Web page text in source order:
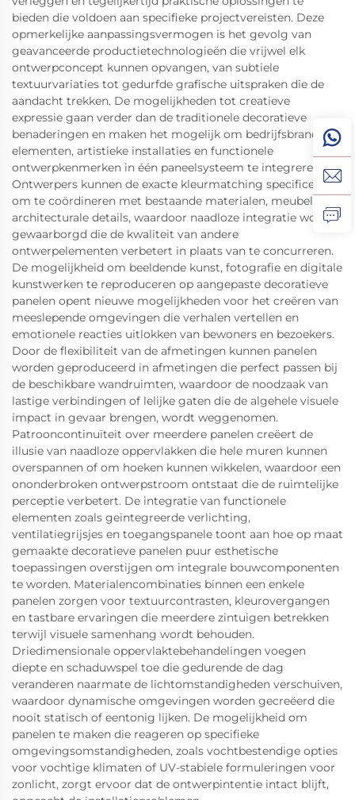
bieden die voldoen aan specifieke projectvereisten. Deze
opmerkelijke aanpassingsvermogen is het gevolg van
geavanceerde productietechnologieën die vrijwel elk
ontwerpconcept kunnen opvangen, van subtiele
textuurvariaties tot gedurfde grafische uitspraken die de
aandacht trekken. De mogelijkheden tot creatieve
expressie gaan verder dan de traditionele decoratieve
benaderingen en maken het mogelijk om bedrijfsbranding-
elementen, artistieke installaties en functionele
ontwerpkenmerken in één paneelsysteem te integreren.
Ontwerpers kunnen de exacte kleurmatching specificeren
om te coördineren met bestaande materialen, meubels en
architecturale details, waardoor naadloze integratie wordt
gewaarborgd die de kwaliteit van andere
ontwerpelementen verbetert in plaats van te concurreren.
De mogelijkheid om beeldende kunst, fotografie en digitale
kunstwerken te reproduceren op aangepaste decoratieve
panelen opent nieuwe mogelijkheden voor het creëren van
meeslepende omgevingen die verhalen vertellen en
emotionele reacties uitlokken van bewoners en bezoekers.
Door de flexibiliteit van de afmetingen kunnen panelen
worden geproduceerd in afmetingen die perfect passen bij
de beschikbare wandruimten, waardoor de noodzaak van
lastige verbindingen of lelijke gaten die de algehele visuele
impact in gevaar brengen, wordt weggenomen.
Patrooncontinuïteit over meerdere panelen creëert de
illusie van naadloze oppervlakken die hele muren kunnen
overspannen of om hoeken kunnen wikkelen, waardoor een
ononderbroken ontwerpstroom ontstaat die de ruimtelijke
perceptie verbetert. De integratie van functionele
elementen zoals geïntegreerde verlichting,
ventilatiegrijsjes en toegangspanele toont aan hoe op maat
gemaakte decoratieve panelen puur esthetische
toepassingen overstijgen om integrale bouwcomponenten
te worden. Materialencombinaties binnen een enkele
panelen zorgen voor textuurcontrasten, kleurovergangen
en tastbare ervaringen die meerdere zintuigen betrekken
terwijl visuele samenhang wordt behouden.
Driedimensionale oppervlaktebehandelingen voegen
diepte en schaduwspel toe die gedurende de dag
veranderen naarmate de lichtomstandigheden verschuiven,
waardoor dynamische omgevingen worden gecreëerd die
nooit statisch of eentonig lijken. De mogelijkheid om
panelen te maken die reageren op specifieke
omgevingsomstandigheden, zoals vochtbestendige opties
voor vochtige klimaten of UV-stabiele formuleringen voor
zonlicht, zorgt ervoor dat de ontwerpintentie intact blijft,